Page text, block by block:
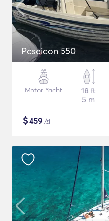
Poseidon 550
Motor Yacht
18 ft
5 m
$459 /zi